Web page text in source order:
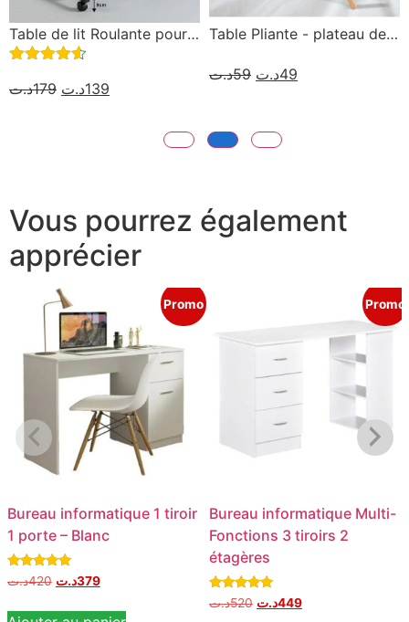
pour
Offert
Table Pliante - plateau de
Table de lit
Vous pourrez également
apprécier
Promo
Bureau informatique 1 tiroir
1 porte – Blanc
Note
5.00
420د.ت 379د.ت
Promo
Bureau informatique Multi-
Fonctions 3 tiroirs 2
étagères
Note
5.00
520د.ت 449د.ت